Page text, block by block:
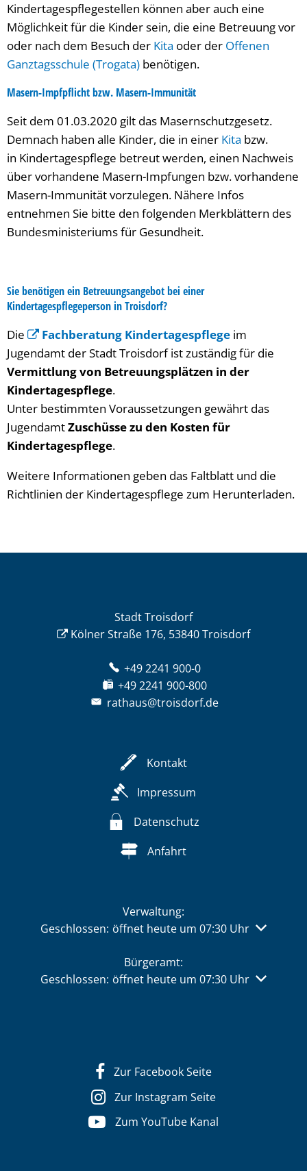
Kindertagespflegestellen können aber auch eine
Möglichkeit für die Kinder sein, die eine Betreuung vor
oder nach dem Besuch der Kita oder der Offenen
Ganztagsschule (Trogata) benötigen.
Masern-Impfpflicht bzw. Masern-Immunität
Seit dem 01.03.2020 gilt das Masernschutzgesetz.
Demnach haben alle Kinder, die in einer Kita bzw.
in Kindertagespflege betreut werden, einen Nachweis
über vorhandene Masern-Impfungen bzw. vorhandene
Masern-Immunität vorzulegen. Nähere Infos
entnehmen Sie bitte den folgenden Merkblättern des
Bundesministeriums für Gesundheit.
Sie benötigen ein Betreuungsangebot bei einer
Kindertagespflegeperson in Troisdorf?
Die Fachberatung Kindertagespflege im
Jugendamt der Stadt Troisdorf ist zuständig für die
Vermittlung von Betreuungsplätzen in der
Kindertagespflege.
Unter bestimmten Voraussetzungen gewährt das
JugendamtZuschüsse zu den Kosten für
Kindertagespflege.
Weitere Informationen geben das Faltblatt und die
Richtlinien der Kindertagespflege zum Herunterladen.
Stadt Troisdorf
Kölner Straße 176, 53840 Troisdorf
+49 2241 900-0
+49 2241 900-800
rathaus@troisdorf.de
Kontakt
Impressum
Datenschutz
Anfahrt
Verwaltung:
Klicken, um weitere Öffnungs- oder Schließzeiten
Geschlossen: öffnet heute um 07:30 Uhr
Bürgeramt:
Klicken, um weitere Öffnungs- oder Schließzeiten
Geschlossen: öffnet heute um 07:30 Uhr
Zur Facebook Seite
Zur Instagram Seite
Zum YouTube Kanal